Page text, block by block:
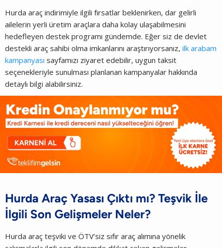
Hurda araç indirimiyle ilgili fırsatlar beklenirken, dar gelirli
ailelerin yerli üretim araçlara daha kolay ulaşabilmesini
hedefleyen destek programı gündemde. Eğer siz de devlet
destekli araç sahibi olma imkanlarını araştırıyorsanız, ilk arabam
kampanyası sayfamızı ziyaret edebilir, uygun taksit
seçenekleriyle sunulması planlanan kampanyalar hakkında
detaylı bilgi alabilirsiniz.
Hurda Araç Yasası Çıktı mı? Teşvik İle
İlgili Son Gelişmeler Neler?
Hurda araç teşviki ve ÖTV’siz sıfır araç alımına yönelik